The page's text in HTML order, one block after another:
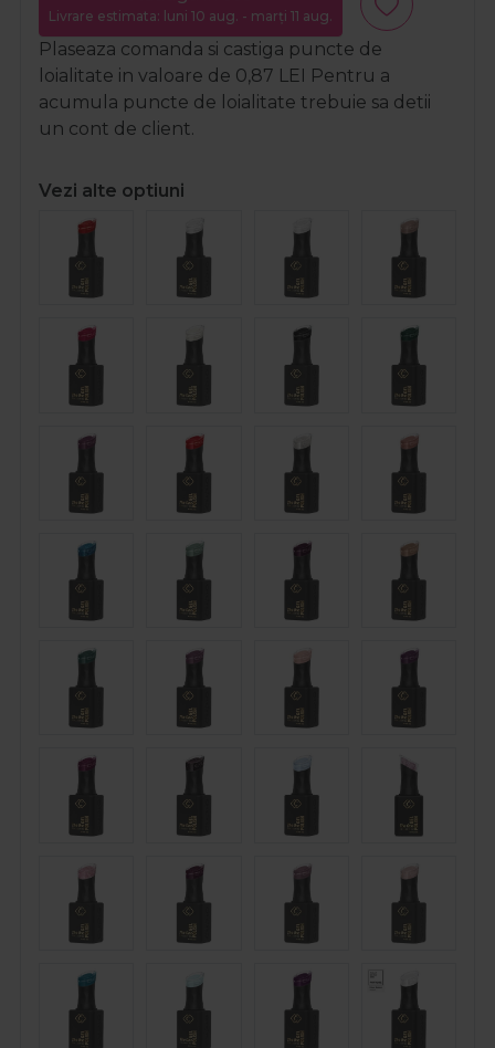
Livrare estimata: luni 10 aug. - marți 11 aug.
Plaseaza comanda si castiga puncte de
loialitate in valoare de 0,87 LEI Pentru a
acumula puncte de loialitate trebuie sa detii
un cont de client.
Vezi alte optiuni